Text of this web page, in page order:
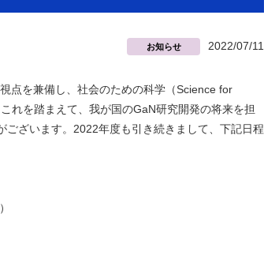
お知らせ 2022/07/11
点を兼備し、社会のための科学（Science for
れを踏まえて、我が国のGaN研究開発の将来を担
ざいます。2022年度も引き続きまして、下記日程